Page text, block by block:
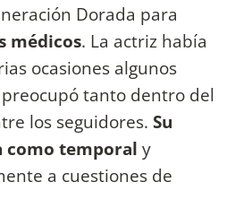
Dorada para
médicos. La actriz había
ocasiones algunos
tanto dentro del
los seguidores. Su
como temporal y
a cuestiones de